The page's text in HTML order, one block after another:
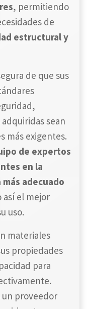
, permitiendo
de
estructural y
de que sus
sean
más exigentes.
de expertos
en la
adecuado
así el mejor
uso.
materiales
propiedades
para
un proveedor